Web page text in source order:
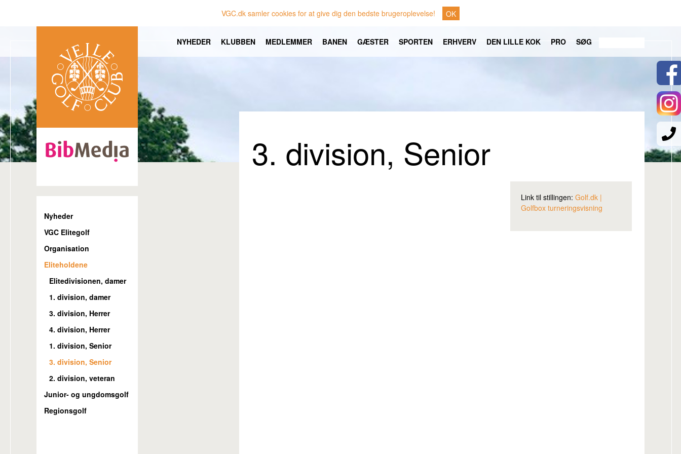
VGC.dk samler cookies for at give dig den bedste brugeroplevelse! OK
NYHEDER KLUBBEN MEDLEMMER BANEN GÆSTER SPORTEN ERHVERV DEN LILLE KOK PRO SØG
Nyheder
VGC Elitegolf
Organisation
Eliteholdene
Elitedivisionen, damer
1. division, damer
3. division, Herrer
4. division, Herrer
1. division, Senior
3. division, Senior
2. division, veteran
Junior- og ungdomsgolf
Regionsgolf
3. division, Senior
Link til stillingen: Golf.dk |
Golfbox turneringsvisning